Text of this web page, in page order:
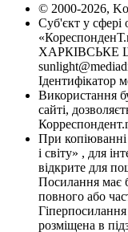
© 2000-2026,
Суб'єкт у сфері
ХАРКІВСЬКЕ
Ідентифікатор
Використання
сайті,
При копіюванні
і світу» , для
відкрите для
Посилання має
повного або
розміщена в